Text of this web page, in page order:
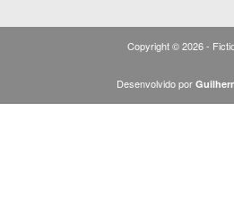
Copyright © 2026 -
Desenvolvido por